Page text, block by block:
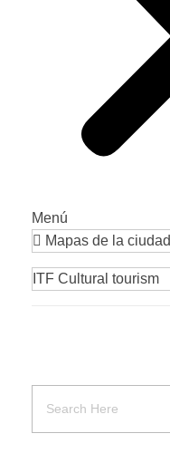
Menú
Mapas de la ciudad
ITF Cultural tourism